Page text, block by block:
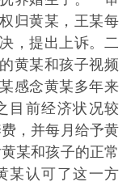
归黄某，王某每
，提出上诉。二
黄某和孩子视频
感念黄某多年来
目前经济状况较
，并每月给予黄
某和孩子的正常
某认可了这一方